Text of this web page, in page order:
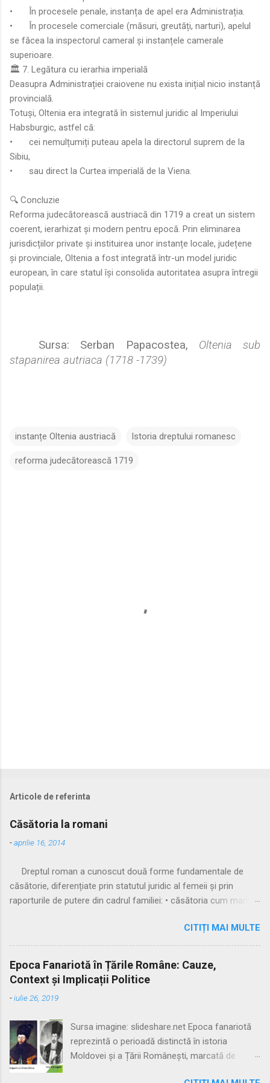
•
În procesele penale, instanța de apel era Administrația.
•
În procesele comerciale (măsuri, greutăți, narturi), apelul
se făcea la inspectorul cameral și instanțele camerale
superioare.
🏛️ 7. Legătura cu ierarhia imperială
Deasupra Administrației craiovene nu exista inițial nicio instanță
provincială.
Totuși, Oltenia era integrată în sistemul juridic al Imperiului
Habsburgic, astfel că:
•
cei nemulțumiți puteau apela la directorul suprem de la
Sibiu,
•
sau direct la Curtea imperială de la Viena.
🔍 Concluzie
Reforma judecătorească austriacă din 1719 a creat un sistem
coerent, ierarhizat și modern pentru epocă. Prin eliminarea
jurisdicțiilor private și instituirea unor instanțe locale, județene
și provinciale, Oltenia a fost integrată într-un model juridic
european, în care statul își consolida autoritatea asupra întregii
populații.
Sursa: Serban Papacostea, Oltenia sub
stapanirea autriaca (1718 -1739)
instanțe Oltenia austriacă Istoria dreptului romanesc
reforma judecătorească 1719
Articole de referinta
Căsătoria la romani
-aprilie 16, 2014
Dreptul roman a cunoscut două forme fundamentale de
căsătorie, diferențiate prin statutul juridic al femeii și prin
raporturile de putere din cadrul familiei: • căsătoria cum manus
și practicată a fost căsătoria cu manus, prin care femeia
trecea sub autoritatea soțului, devenind parte a familiei
acestuia. Spre sfârșitul Republicii, tot mai multe femei au
început să evite această subordonare, trăind în uniuni
nelegitime. Pentru a limita fenomenul, romanii au recunoscut și
căsătoria fără manus, care permitea femeii să rămână sub
autonomia patrimonială. ⚖️ Formele căsătoriei cu manus
Căsătoria cum manus putea fi încheiată în trei modalități
distincte: 🔹 1. Confarreatio O ceremonie solemnă, rezervată
patricienilor, în prezența pontifex maximus și a preotului lui
CITIȚI MAI MULTE
Epoca Fanariotă în Țările Române: Cauze,
Context și Implicații Politice
-iulie 26, 2019
Sursa imagine: slideshare.net Epoca fanariotă
reprezintă o perioadă distinctă în istoria
Moldovei și a Țării Românești, marcată de